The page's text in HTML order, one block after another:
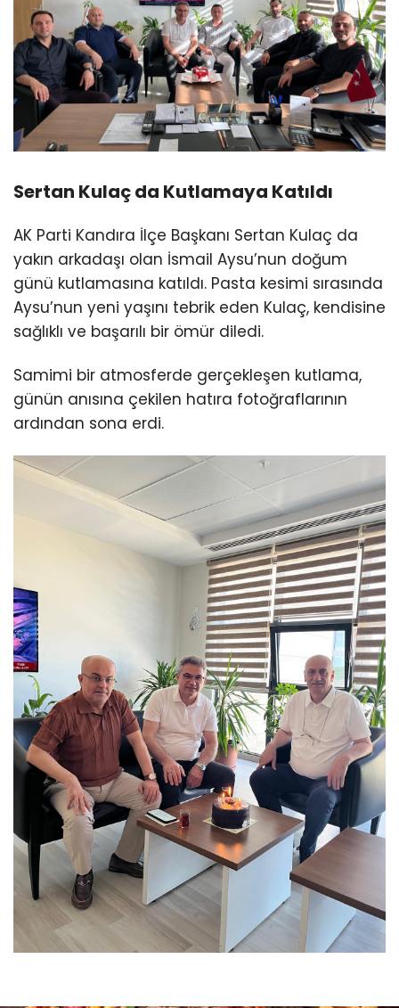
Sertan Kulaç da Kutlamaya Katıldı
AK Parti Kandıra İlçe Başkanı Sertan Kulaç da
yakın arkadaşı olan İsmail Aysu’nun doğum
günü kutlamasına katıldı. Pasta kesimi sırasında
Aysu’nun yeni yaşını tebrik eden Kulaç, kendisine
sağlıklı ve başarılı bir ömür diledi.
Samimi bir atmosferde gerçekleşen kutlama,
günün anısına çekilen hatıra fotoğraflarının
ardından sona erdi.